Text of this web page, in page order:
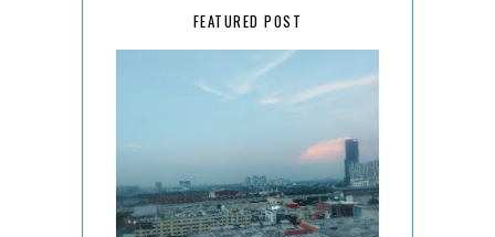
FEATURED POST